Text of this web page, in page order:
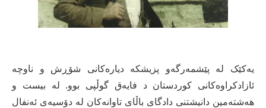
یەکێک لە پێشمەرگەو پزیشکە دیارەکانی شۆڕش و ناوچە
ئازادکراوەکانی کوردستان د فایەق گوڵپی بوو. لە بیست و
ھەشتەمین دانیشتنی دادگای باڵای تاوانەکان لە دۆسیەی ئەنفال